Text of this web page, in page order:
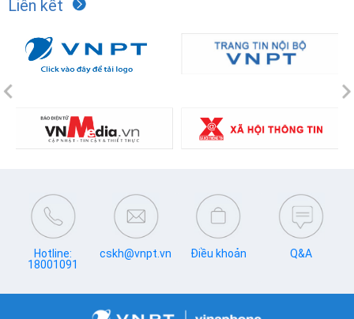
Liên kết
Previous
Hotline:
18001091
cskh@vnpt.vn Điều khoản Q&A